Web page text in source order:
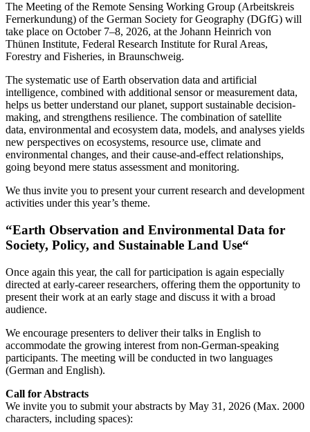
The Meeting of the Remote Sensing Working Group (Arbeitskreis
Fernerkundung) of the German Society for Geography (DGfG) will
take place on October 7–8, 2026, at the Johann Heinrich von
Thünen Institute, Federal Research Institute for Rural Areas,
Forestry and Fisheries, in Braunschweig.
The systematic use of Earth observation data and artificial
intelligence, combined with additional sensor or measurement data,
helps us better understand our planet, support sustainable decision-
making, and strengthens resilience. The combination of satellite
data, environmental and ecosystem data, models, and analyses yields
new perspectives on ecosystems, resource use, climate and
environmental changes, and their cause-and-effect relationships,
going beyond mere status assessment and monitoring.
We thus invite you to present your current research and development
activities under this year’s theme.
“Earth Observation and Environmental Data for
Society, Policy, and Sustainable Land Use“
Once again this year, the call for participation is again especially
directed at early-career researchers, offering them the opportunity to
present their work at an early stage and discuss it with a broad
audience.
We encourage presenters to deliver their talks in English to
accommodate the growing interest from non-German-speaking
participants. The meeting will be conducted in two languages
(German and English).
Call for Abstracts
We invite you to submit your abstracts by May 31, 2026 (Max. 2000
characters, including spaces):